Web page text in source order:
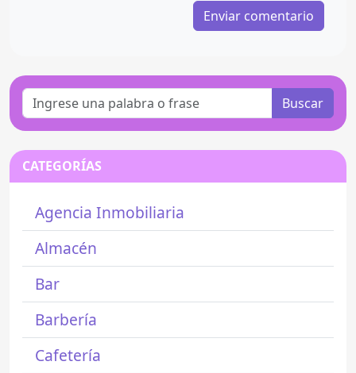
Buscar
CATEGORÍAS
Agencia Inmobiliaria
Almacén
Bar
Barbería
Cafetería